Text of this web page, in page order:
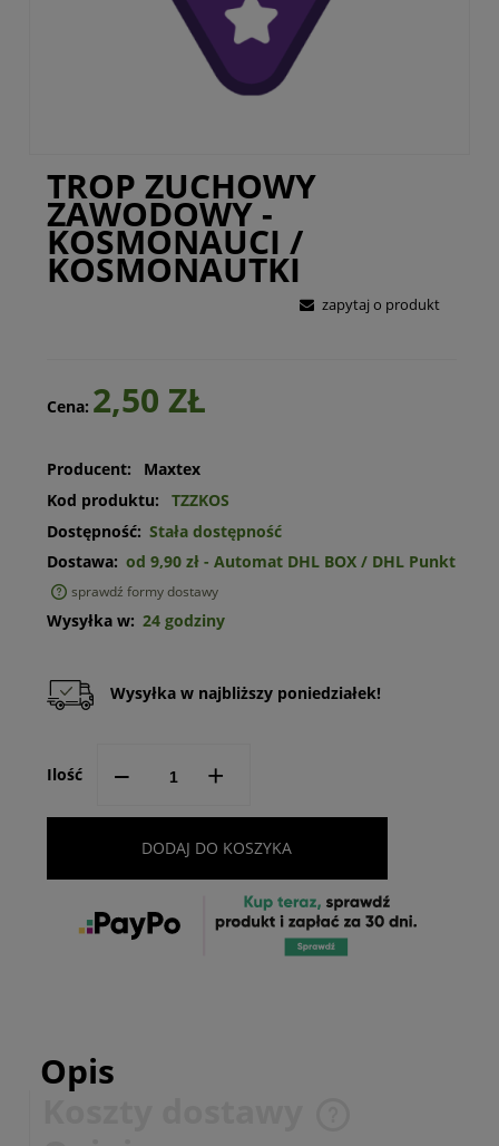
TROP ZUCHOWY
ZAWODOWY -
KOSMONAUCI /
KOSMONAUTKI
zapytaj o produkt
Cena: 2,50 ZŁ
Producent:
Maxtex
Kod produktu:
TZZKOS
Dostępność: Stała dostępność
Dostawa: od 9,90 zł - Automat DHL BOX / DHL Punkt
sprawdź formy dostawy
Wysyłka w: 24 godziny
Wysyłka w najbliższy poniedziałek!
Ilość -- +
DODAJ DO KOSZYKA
Opis